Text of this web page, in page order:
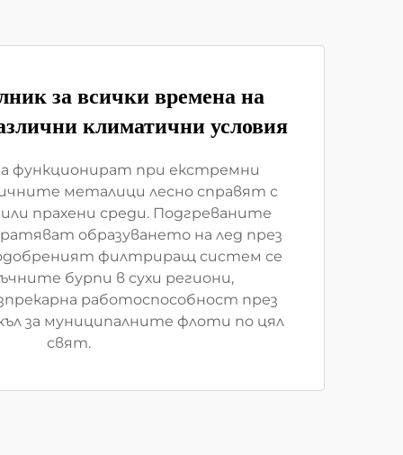
за всички времена на
климатични условия
функционират при екстремни
металици лесно справят с
прахени среди. Подгреваните
образуването на лед през
филтриращ систем се
бурпи в сухи региони,
работоспособност през
за муниципалните флоти по цял
свят.